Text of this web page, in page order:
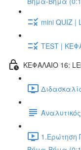
mini QUIZ |
TEST |
ΚΕΦΑΛΑΙΟ 16:
1.Ερώτηση